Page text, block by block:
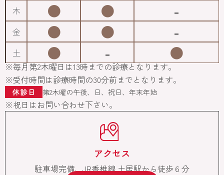
木 ● ● -
金 ● ● -
土 ● - ●
※毎月第2木曜日は13時までの診療となります。
※受付時間は診療時間の30分前までとなります。
休診日 第2木曜の午後、日、祝日、年末年始
※祝日はお問い合わせ下さい。
アクセス
駐車場完備、JR香椎線 土居駅から徒歩６分